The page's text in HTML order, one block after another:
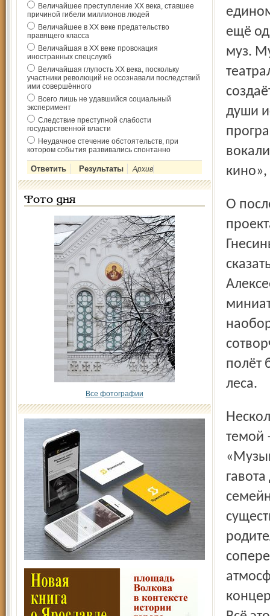
Величайшее преступление ХХ века, ставшее
причиной гибели миллионов людей
Величайшее в ХХ веке предательство
правящего класса
Величайшая в ХХ веке провокация
иностранных спецслужб
Величайшая глупость ХХ века, поскольку
участники революций не осознавали последствий
ими совершённого
Всего лишь не удавшийся социальный
эксперимент
Следствие преступной слабости
государственной власти
Неудачное стечение обстоятельств, при
котором события развивались спонтанно
Архив
Фото дня
Все фотографии
ещё
муз.
души
О последнем концерте надо сказать особо. Авторы
полёт
леса.
Несколько концертов как бы объединены интереснейшей
темой